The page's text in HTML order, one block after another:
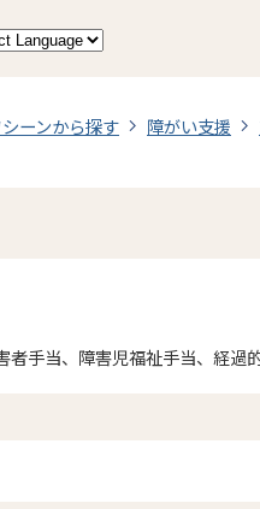
ーンから探す 障がい支援
手当、障害児福祉手当、経過